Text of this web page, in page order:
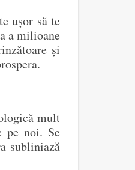
ușor să te
a milioane
și
mult
pe noi. Se
subliniază